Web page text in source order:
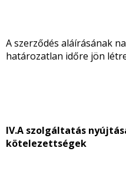
A szerződés aláírásának
határozatlan időre jön
IV.A szolgáltatás
kötelezettségek